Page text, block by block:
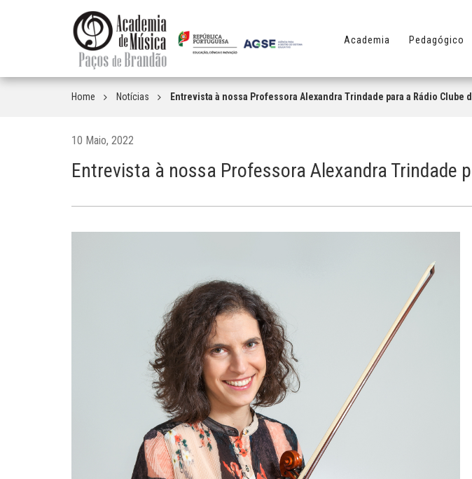
Academia Pedagógico
Home Notícias Entrevista à nossa Professora Alexandra Trindade para a Rádio Clube
10 Maio, 2022
Entrevista à nossa Professora Alexandra Trindade